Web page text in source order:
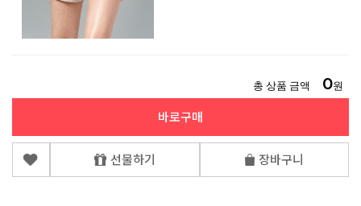
총 상품 금액 0원
바로구매
선물하기 장바구니